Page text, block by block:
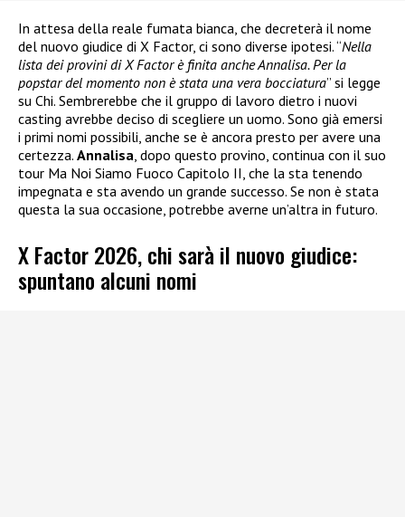
In attesa della reale fumata bianca, che decreterà il nome
del nuovo giudice di X Factor, ci sono diverse ipotesi. “Nella
lista dei provini di X Factor è finita anche Annalisa. Per la
popstar del momento non è stata una vera bocciatura” si legge
su Chi. Sembrerebbe che il gruppo di lavoro dietro i nuovi
casting avrebbe deciso di scegliere un uomo. Sono già emersi
i primi nomi possibili, anche se è ancora presto per avere una
certezza. Annalisa , dopo questo provino, continua con il suo
tour Ma Noi Siamo Fuoco Capitolo II, che la sta tenendo
impegnata e sta avendo un grande successo. Se non è stata
questa la sua occasione, potrebbe averne un’altra in futuro.
X Factor 2026, chi sarà il nuovo giudice:
spuntano alcuni nomi